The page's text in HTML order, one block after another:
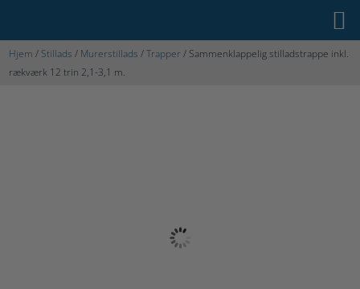
Hjem / Stillads / Murerstillads /Trapper / Sammenklappelig stilladstrappe inkl.
rækværk 12 trin 2,1-3,1 m.